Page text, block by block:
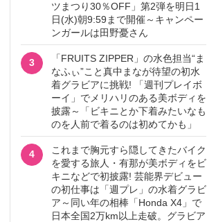
ツまつり30％OFF」第2弾を明日1
日(水)朝9:59まで開催～キャンペー
ンガールは田野憂さん
3
「FRUITS ZIPPER」の水色担当“ま
なふぃ”こと真中まなが待望の初水
着グラビアに挑戦! 「週刊プレイボ
ーイ」でメリハリのある美ボディを
披露～「ビキニとか下着みたいなも
のを人前で着るのは初めてかも」
4
これまで胸元すら隠してきたバイク
を愛する旅人・有那が美ボディをビ
キニなどで初披露! 芸能界デビュー
の初仕事は「週プレ」の水着グラビ
ア～同い年の相棒「Honda X4」で
日本全国2万km以上走破。グラビア